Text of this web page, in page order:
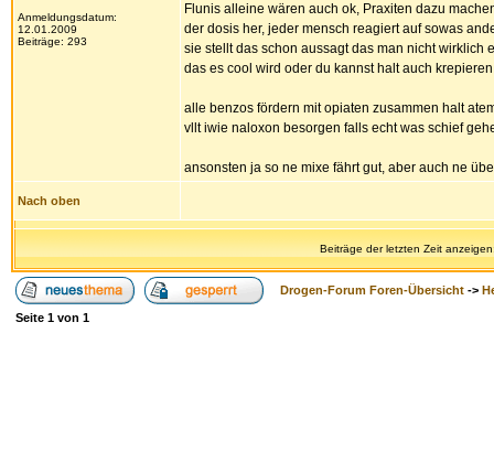
Anmeldungsdatum:
12.01.2009
Beiträge: 293
Flunis alleine wären auch ok, Praxiten dazu
der dosis her, jeder mensch reagiert auf sowas
sie stellt das schon aussagt das man nicht wirklich
das es cool wird oder du kannst halt auch
alle benzos fördern mit opiaten zusammen halt
vllt iwie naloxon besorgen falls echt was schief
ansonsten ja so ne mixe fährt gut, aber auch ne
Nach oben
Beiträge der letzten Zeit
Drogen-Forum Foren-Übersicht ->
Seite 1 von 1